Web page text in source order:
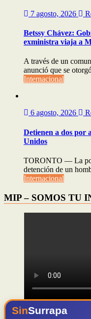
7 agosto, 2026
Betssy Chávez:
exministra viaja a
A través de un
anunció que se
Internacional
6 agosto, 2026
Detienen a dos por
Unidos
TORONTO — La
detención de un
Internacional
MIP – SOMOS TU
SinSurrapa